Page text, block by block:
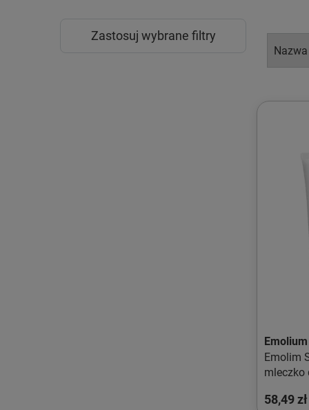
Zastosuj wybrane filtry
Emolium
Emolim
mleczko
58,49 zł